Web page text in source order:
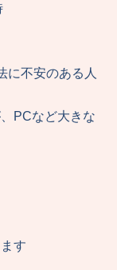
に不安のある人
PCなど大きな
す